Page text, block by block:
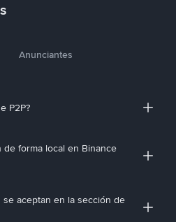
Anunciantes
P2P?
de forma local en Binance
aceptan en la sección de